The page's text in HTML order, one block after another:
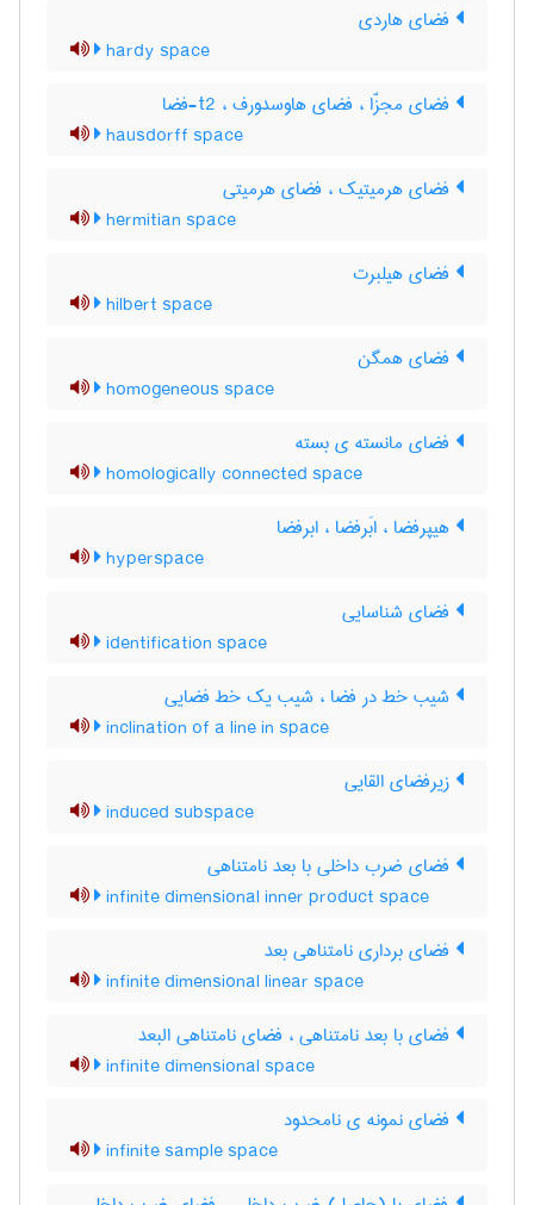
فضای هاردی
hardy space
فضای مجزّا ، فضای هاوسدورف ، t2-فضا
hausdorff space
فضای هرمیتیک ، فضای هرمیتی
hermitian space
فضای هیلبرت
hilbert space
فضای همگن
homogeneous space
فضای مانسته ی بسته
homologically connected space
هیپرفضا ، ابَرفضا ، ابرفضا
hyperspace
فضای شناسایی
identification space
شیب خط در فضا ، شیب یک خط فضایی
inclination of a line in space
زیرفضای القایی
induced subspace
فضای ضرب داخلی با بعد نامتناهی
infinite dimensional inner product space
فضای برداری نامتناهی بعد
infinite dimensional linear space
فضای با بعد نامتناهی ، فضای نامتناهی البعد
infinite dimensional space
فضای نمونه ی نامحدود
infinite sample space